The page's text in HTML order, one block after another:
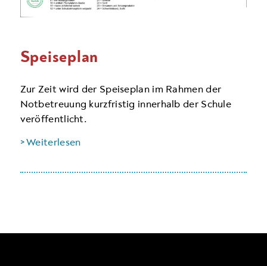
Speiseplan
Zur Zeit wird der Speiseplan im Rahmen der
Notbetreuung kurzfristig innerhalb der Schule
veröffentlicht.
> Weiterlesen